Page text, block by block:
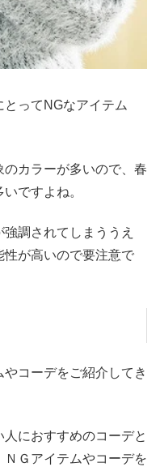
ってNGなアイテム
カラーが多いので、春
ですよね。
調されてしまううえ
性が高いので要注意で
コーデをご紹介してき
におすすめのコーデと
Ｇアイテムやコーデを